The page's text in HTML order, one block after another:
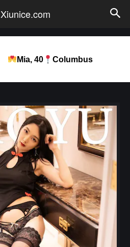
Xiunice.com
Mia, 40 Columbus